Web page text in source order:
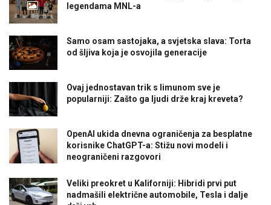
legendama MNL-a
Samo osam sastojaka, a svjetska slava: Torta
od šljiva koja je osvojila generacije
Ovaj jednostavan trik s limunom sve je
popularniji: Zašto ga ljudi drže kraj kreveta?
OpenAI ukida dnevna ograničenja za besplatne
korisnike ChatGPT-a: Stižu novi modeli i
neograničeni razgovori
Veliki preokret u Kaliforniji: Hibridi prvi put
nadmašili električne automobile, Tesla i dalje